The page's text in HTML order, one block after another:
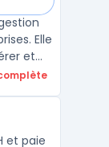
Elle
et
et paie